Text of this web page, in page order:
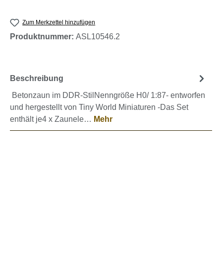
Zum Merkzettel hinzufügen
Produktnummer: ASL10546.2
Beschreibung
Betonzaun im DDR-StilNenngröße H0/ 1:87- entworfen
und hergestellt von Tiny World Miniaturen -Das Set
enthält je4 x Zaunele… Mehr